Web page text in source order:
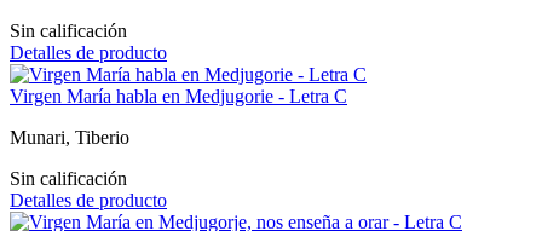
Sin calificación
Detalles de producto
Virgen María habla en Medjugorie - Letra C
Munari, Tiberio
Sin calificación
Detalles de producto